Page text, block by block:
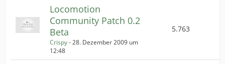
Locomotion
Community Patch 0.2
Beta
Crispy-28. Dezember 2009 um
12:48
5.763